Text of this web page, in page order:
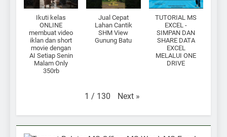
Ikuti kelas
ONLINE
membuat video
iklan dan short
movie dengan
AI Setiap Senin
Malam Only
350rb
Jual Cepat
Lahan Cantik
SHM View
Gunung Batu
TUTORIAL MS
EXCEL -
SIMPAN DAN
SHARE DATA
EXCEL
MELALUI ONE
DRIVE
1 / 130 Next »